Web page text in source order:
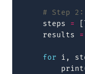
# Step 2:
steps
=
results
=
for i ,
print